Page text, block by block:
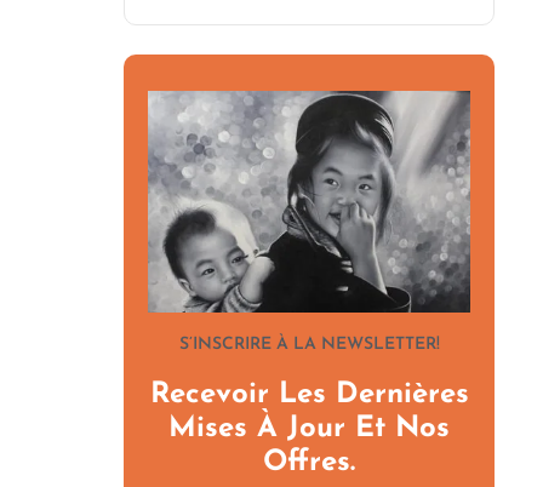
S’INSCRIRE À LA NEWSLETTER!
Recevoir Les Dernières
Mises À Jour Et Nos
Offres.